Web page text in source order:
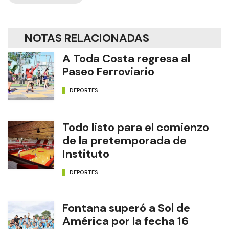
NOTAS RELACIONADAS
A Toda Costa regresa al
Paseo Ferroviario
DEPORTES
Todo listo para el comienzo
de la pretemporada de
Instituto
DEPORTES
Fontana superó a Sol de
América por la fecha 16